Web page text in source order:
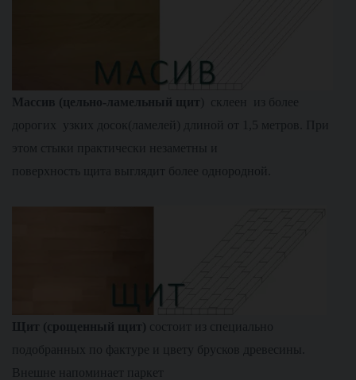
Массив (цельно-ламельный щит ) склеен из более
дорогих узких досок(ламелей) длиной от 1,5 метров. При
этом стыки практически незаметны и
поверхность щита выглядит более однородной.
Щит (срощенный щит) состоит из специально
подобранных по фактуре и цвету брусков древесины.
Внешне напоминает паркет